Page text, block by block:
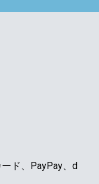
ド、 PayPay、d